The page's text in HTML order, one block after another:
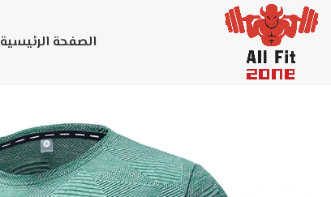
الصفحة الرئيسية